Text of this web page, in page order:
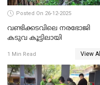
Posted On 26-12-2025
വണ്ടിക്കടവിലെ നരഭോജി
കടുവ കൂട്ടിലായി
1 Min Read View All